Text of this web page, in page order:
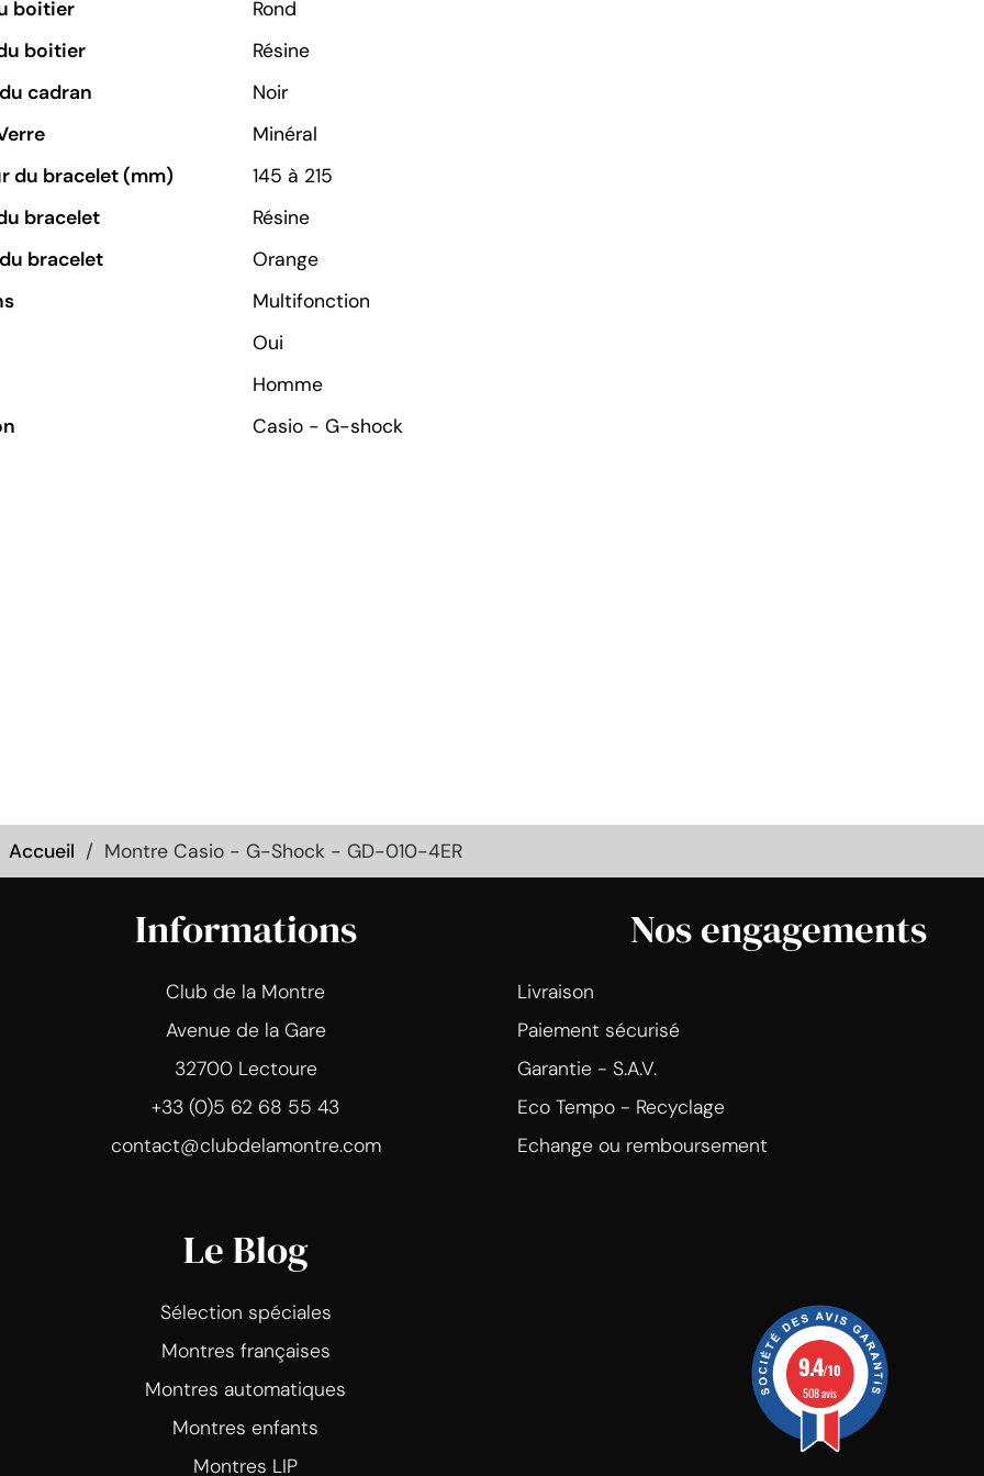
boitier
Rond
boitier
Résine
cadran
Noir
Minéral
du bracelet (mm)
145 à 215
bracelet
Résine
bracelet
Orange
Multifonction
Oui
Homme
Casio - G-shock
Accueil Montre Casio - G-Shock - GD-010-4ER
Informations
Club de la Montre
Avenue de la Gare
32700 Lectoure
+33 (0)5 62 68 55 43
contact@clubdelamontre.com
Nos engagements
Livraison
Paiement sécurisé
Garantie - S.A.V.
Eco Tempo - Recyclage
Echange ou remboursement
Le Blog
Sélection spéciales
Montres françaises
Montres automatiques
Montres enfants
Montres LIP
9.4/10
508 avis